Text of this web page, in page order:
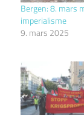
Bergen: 8. mars
imperialisme
9. mars 2025